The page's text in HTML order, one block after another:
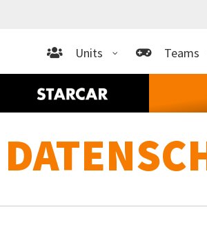
Units Teams